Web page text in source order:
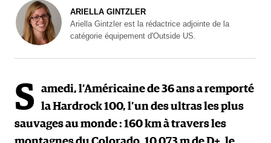
ARIELLA GINTZLER
Ariella Gintzler est la rédactrice adjointe de la
catégorie équipement d'Outside US.
S amedi, l’Américaine de 36 ans a remporté
la Hardrock 100, l’un des ultras les plus
sauvages au monde : 160 km à travers les